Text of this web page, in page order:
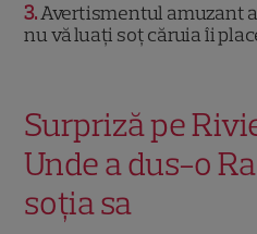
3 Avertismentul amuzant
nu vă luați soț căruia îi
Surpriză pe
Unde a dus-o
soția sa